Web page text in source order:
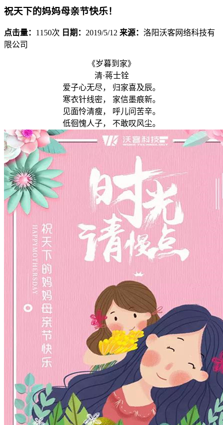
祝天下的妈妈母亲节快乐！
点击量： 1150次 日期： 2019/5/12 来源： 洛阳沃客网络科技有
限公司
《岁暮到家》
清·蒋士铨
爱子心无尽， 归家喜及辰。
寒衣针线密， 家信墨痕新。
见面怜清瘦， 呼儿问苦辛。
低徊愧人子， 不敢叹风尘。